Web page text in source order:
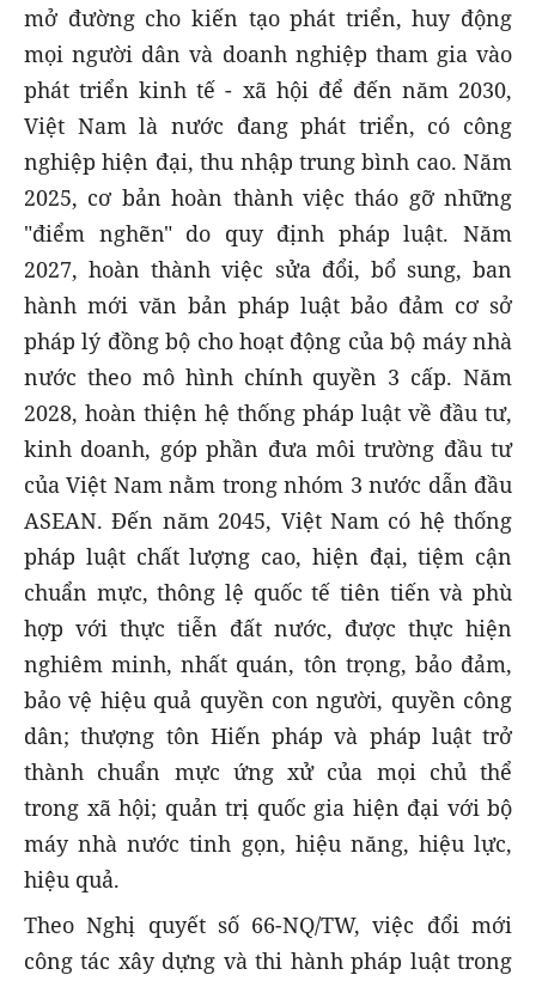
mở đường cho kiến tạo phát triển, huy động
mọi người dân và doanh nghiệp tham gia vào
phát triển kinh tế - xã hội để đến năm 2030,
Việt Nam là nước đang phát triển, có công
nghiệp hiện đại, thu nhập trung bình cao. Năm
2025, cơ bản hoàn thành việc tháo gỡ những
"điểm nghẽn" do quy định pháp luật. Năm
2027, hoàn thành việc sửa đổi, bổ sung, ban
hành mới văn bản pháp luật bảo đảm cơ sở
pháp lý đồng bộ cho hoạt động của bộ máy nhà
nước theo mô hình chính quyền 3 cấp. Năm
2028, hoàn thiện hệ thống pháp luật về đầu tư,
kinh doanh, góp phần đưa môi trường đầu tư
của Việt Nam nằm trong nhóm 3 nước dẫn đầu
ASEAN. Đến năm 2045, Việt Nam có hệ thống
pháp luật chất lượng cao, hiện đại, tiệm cận
chuẩn mực, thông lệ quốc tế tiên tiến và phù
hợp với thực tiễn đất nước, được thực hiện
nghiêm minh, nhất quán, tôn trọng, bảo đảm,
bảo vệ hiệu quả quyền con người, quyền công
dân; thượng tôn Hiến pháp và pháp luật trở
thành chuẩn mực ứng xử của mọi chủ thể
trong xã hội; quản trị quốc gia hiện đại với bộ
máy nhà nước tinh gọn, hiệu năng, hiệu lực,
hiệu quả.
Theo Nghị quyết số 66-NQ/TW, việc đổi mới
công tác xây dựng và thi hành pháp luật trong